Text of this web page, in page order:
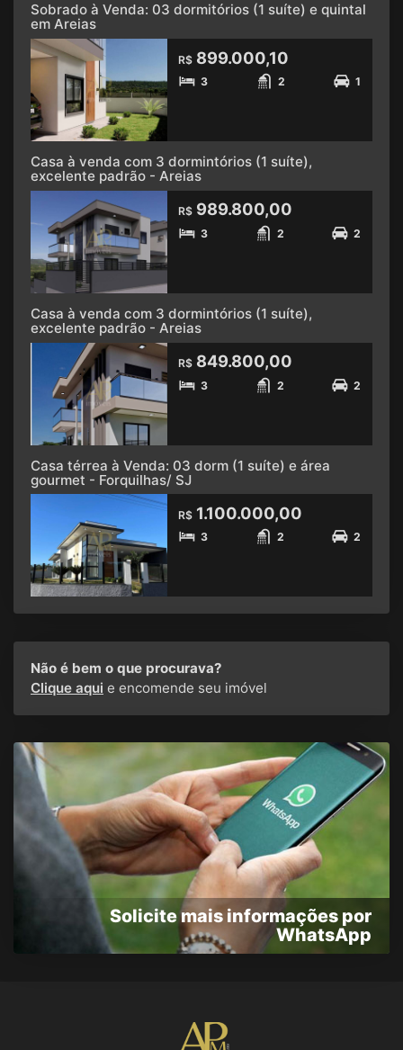
Sobrado à Venda: 03 dormitórios (1 suíte) e quintal
em Areias
R$ 899.000,10
3 2 1
Casa à venda com 3 dormintórios (1 suíte),
excelente padrão - Areias
R$ 989.800,00
3 2 2
Casa à venda com 3 dormintórios (1 suíte),
excelente padrão - Areias
R$ 849.800,00
3 2 2
Casa térrea à Venda: 03 dorm (1 suíte) e área
gourmet - Forquilhas/ SJ
R$ 1.100.000,00
3 2 2
Não é bem o que procurava?
Clique aqui e encomende seu imóvel
Solicite mais informações por
WhatsApp